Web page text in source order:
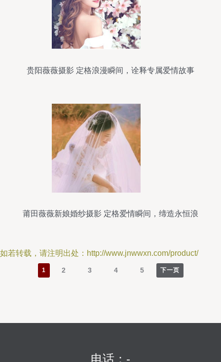
贵阳薇薇摄影 定格浪漫瞬间，诠释专属爱情故事
莆田薇薇新娘婚纱摄影 定格爱情瞬间，缔造永恒浪
如若转载，请注明出处：http://www.jnwwxn.com/product/
1 2 3 4 5 下一页
电话：-